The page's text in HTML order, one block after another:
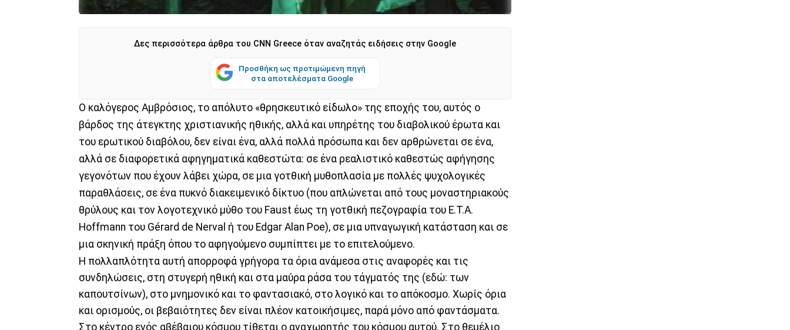
Δες περισσότερα άρθρα του CNN Greece όταν αναζητάς ειδήσεις στην Google
Προσθήκη ως προτιμώμενη πηγή
στα αποτελέσματα Google
Ο καλόγερος Αμβρόσιος, το απόλυτο «θρησκευτικό είδωλο» της εποχής του, αυτός ο
βάρδος της άτεγκτης χριστιανικής ηθικής, αλλά και υπηρέτης του διαβολικού έρωτα και
του ερωτικού διαβόλου, δεν είναι ένα, αλλά πολλά πρόσωπα και δεν αρθρώνεται σε ένα,
αλλά σε διαφορετικά αφηγηματικά καθεστώτα: σε ένα ρεαλιστικό καθεστώς αφήγησης
γεγονότων που έχουν λάβει χώρα, σε μια γοτθική μυθοπλασία με πολλές ψυχολογικές
παραθλάσεις, σε ένα πυκνό διακειμενικό δίκτυο (που απλώνεται από τους μοναστηριακούς
θρύλους και τον λογοτεχνικό μύθο του Faust έως τη γοτθική πεζογραφία του E.T.A.
Hoffmann του Gérard de Nerval ή του Edgar Alan Poe), σε μια υπναγωγική κατάσταση και σε
μια σκηνική πράξη όπου το αφηγούμενο συμπίπτει με το επιτελούμενο.
Η πολλαπλότητα αυτή απορροφά γρήγορα τα όρια ανάμεσα στις αναφορές και τις
συνδηλώσεις, στη στυγερή ηθική και στα μαύρα ράσα του τάγματός της (εδώ: των
καπουτσίνων), στο μνημονικό και το φαντασιακό, στο λογικό και το απόκοσμο. Χωρίς όρια
και ορισμούς, οι βεβαιότητες δεν είναι πλέον κατοικήσιμες, παρά μόνο από φαντάσματα.
Στο κέντρο ενός αβέβαιου κόσμου τίθεται ο αναχωρητής του κόσμου αυτού. Στο θεμέλιο